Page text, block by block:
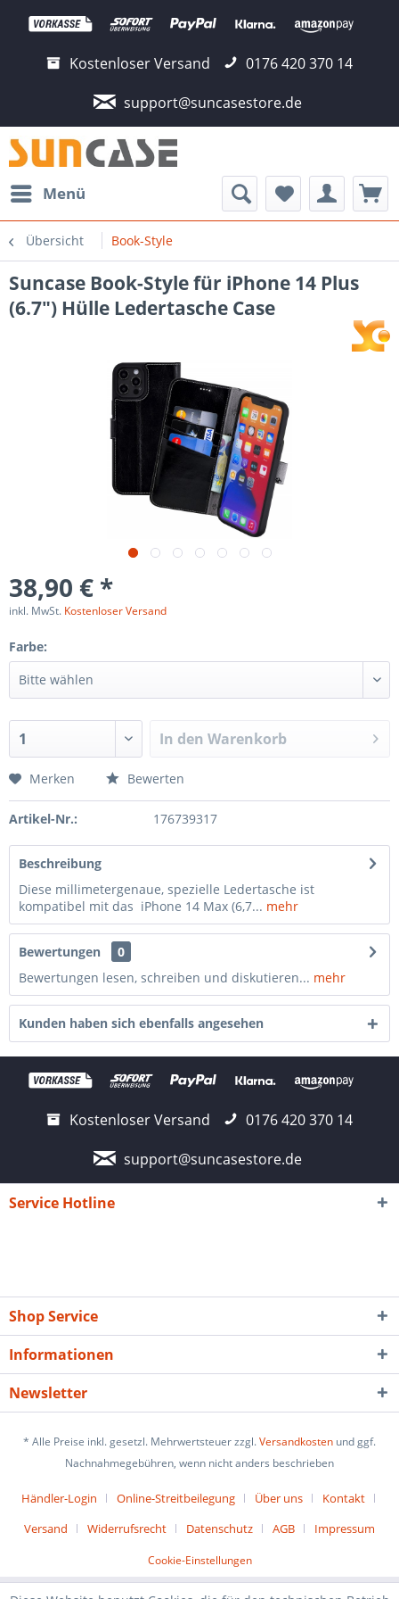
Kostenloser Versand
0176 420 370 14
support@suncasestore.de
Menü
Übersicht Book-Style
Suncase Book-Style für iPhone 14 Plus
(6.7") Hülle Ledertasche Case
38,90 € *
inkl. MwSt. Kostenloser Versand
Farbe:
In den Warenkorb
Merken Bewerten
Artikel-Nr.: 176739317
Beschreibung
Diese millimetergenaue, spezielle Ledertasche ist
kompatibel mit das iPhone 14 Max (6,7... mehr
Bewertungen
0
Bewertungen lesen, schreiben und diskutieren... mehr
Kunden haben sich ebenfalls angesehen
Kostenloser Versand
0176 420 370 14
support@suncasestore.de
Service Hotline
Shop Service
Informationen
Newsletter
* Alle Preise inkl. gesetzl. Mehrwertsteuer zzgl.Versandkosten und ggf.
Nachnahmegebühren, wenn nicht anders beschrieben
Händler-Login Online-Streitbeilegung Über uns
Kontakt
Versand
Widerrufsrecht Datenschutz AGB Impressum
Cookie-Einstellungen